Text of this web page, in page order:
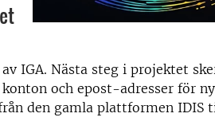
IGA. Nästa steg i projektet
och epost-adresser för
den gamla plattformen IDIS